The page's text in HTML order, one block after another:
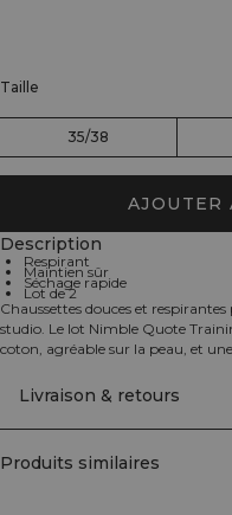
Taille
35/38
AJOUTER
Description
Respirant
Maintien sûr
Séchage rapide
Lot de 2
Chaussettes douces et
studio. Le lot Nimble Quote
coton, agréable sur la peau, et
chacun de vos mouvements,
un séchage rapide entre deux
comme sur le chemin du studio.
Livraison & retours
Produits similaires